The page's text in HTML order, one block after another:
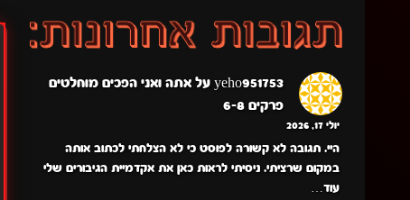
yeho951753 עלאתה ואני הפכים מוחלטים
פרקים 6-8
יולי 17, 2026
היי. תגובה לא קשורה לפוסט כי לא הצלחתי לכתוב אותה
במקום שרציתי. ניסיתי לראות כאן את אקדמיית הגיבורים שלי
עוד…